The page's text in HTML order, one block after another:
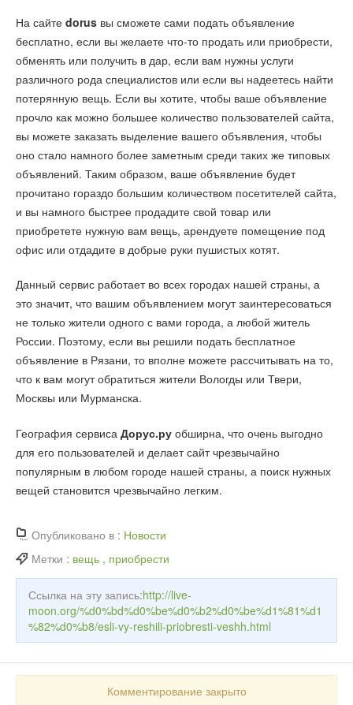
На сайте dorus вы сможете сами подать объявление
бесплатно, если вы желаете что-то продать или приобрести,
обменять или получить в дар, если вам нужны услуги
различного рода специалистов или если вы надеетесь найти
потерянную вещь. Если вы хотите, чтобы ваше объявление
прочло как можно большее количество пользователей сайта,
вы можете заказать выделение вашего объявления, чтобы
оно стало намного более заметным среди таких же типовых
объявлений. Таким образом, ваше объявление будет
прочитано гораздо большим количеством посетителей сайта,
и вы намного быстрее продадите свой товар или
приобретете нужную вам вещь, арендуете помещение под
офис или отдадите в добрые руки пушистых котят.
Данный сервис работает во всех городах нашей страны, а
это значит, что вашим объявлением могут заинтересоваться
не только жители одного с вами города, а любой житель
России. Поэтому, если вы решили подать бесплатное
объявление в Рязани, то вполне можете рассчитывать на то,
что к вам могут обратиться жители Вологды или Твери,
Москвы или Мурманска.
География сервиса Дорус.ру обширна, что очень выгодно
для его пользователей и делает сайт чрезвычайно
популярным в любом городе нашей страны, а поиск нужных
вещей становится чрезвычайно легким.
Опубликовано в : Новости
Метки : вещь , приобрести
Ссылка на эту запись:http://live-
moon.org/%d0%bd%d0%be%d0%b2%d0%be%d1%81%d1
%82%d0%b8/esli-vy-reshili-priobresti-veshh.html
Комментирование закрыто